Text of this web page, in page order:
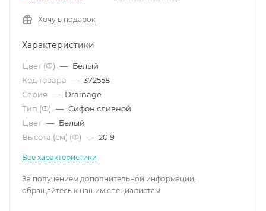
Хочу в подарок
Характеристики
Цвет (Ф) — Белый
Код товара — 372558
Серия — Drainage
Тип (Ф) — Сифон сливной
Цвет — Белый
Высота (см) (Ф) — 20.9
Все характеристики
За получением дополнительной информации,
обращайтесь к нашим специалистам!